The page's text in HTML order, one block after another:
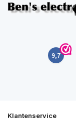
9,7
Klantenservice